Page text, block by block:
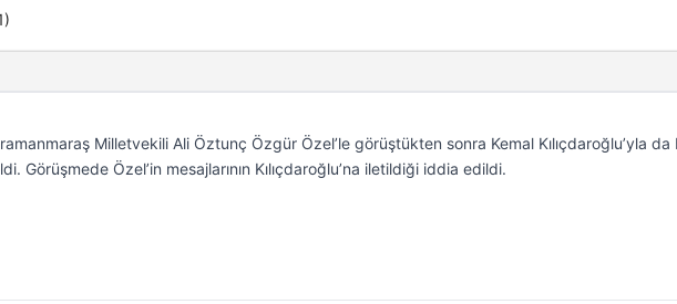
Milletvekili Ali Öztunç Özgür Özel’le görüştükten sonra Kemal Kılıçdaroğlu’yla da
Görüşmede Özel’in mesajlarının Kılıçdaroğlu’na iletildiği iddia edildi.